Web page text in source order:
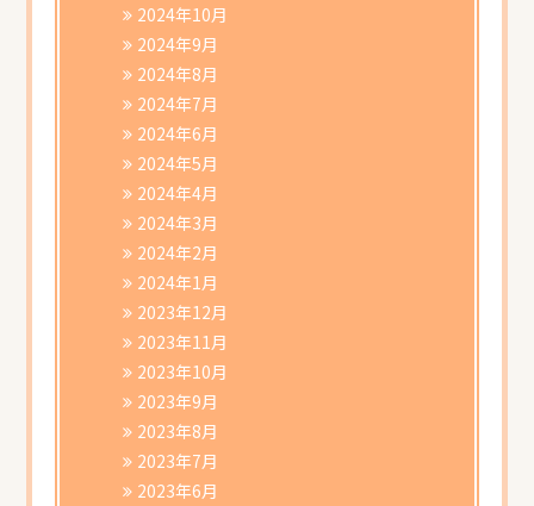
2024年10月
2024年9月
2024年8月
2024年7月
2024年6月
2024年5月
2024年4月
2024年3月
2024年2月
2024年1月
2023年12月
2023年11月
2023年10月
2023年9月
2023年8月
2023年7月
2023年6月